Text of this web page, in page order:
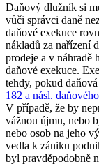
Daňový dlužník si
vůči správci daně
daňové exekuce
nákladů za nařízení
prodeje a v
daňové exekuce.
tehdy, pokud
182 a násl.
V případě, že by
vážnou újmu, nebo
nebo osob na jeho
vedla k zániku
byl pravděpodobně